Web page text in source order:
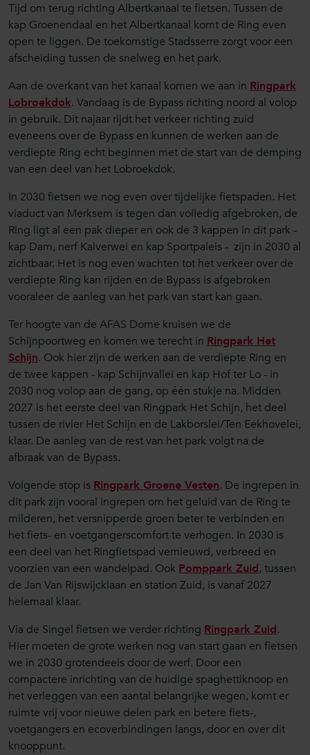
Tijd om terug richting Albertkanaal te fietsen. Tussen de
kap Groenendaal en het Albertkanaal komt de Ring even
open te liggen. De toekomstige Stadsserre zorgt voor een
afscheiding tussen de snelweg en het park.
Aan de overkant van het kanaal komen we aan in Ringpark
Lobroekdok. Vandaag is de Bypass richting noord al volop
in gebruik. Dit najaar rijdt het verkeer richting zuid
eveneens over de Bypass en kunnen de werken aan de
verdiepte Ring echt beginnen met de start van de demping
van een deel van het Lobroekdok.
In 2030 fietsen we nog even over tijdelijke fietspaden. Het
viaduct van Merksem is tegen dan volledig afgebroken, de
Ring ligt al een pak dieper en ook de 3 kappen in dit park -
kap Dam, nerf Kalverwei en kap Sportpaleis - zijn in 2030 al
zichtbaar. Het is nog even wachten tot het verkeer over de
verdiepte Ring kan rijden en de Bypass is afgebroken
vooraleer de aanleg van het park van start kan gaan.
Ter hoogte van de AFAS Dome kruisen we de
Schijnpoortweg en komen we terecht in Ringpark Het
Schijn. Ook hier zijn de werken aan de verdiepte Ring en
de twee kappen - kap Schijnvallei en kap Hof ter Lo - in
2030 nog volop aan de gang, op één stukje na. Midden
2027 is het eerste deel van Ringpark Het Schijn, het deel
tussen de rivier Het Schijn en de Lakborslei/Ten Eekhovelei,
klaar. De aanleg van de rest van het park volgt na de
afbraak van de Bypass.
Volgende stop is Ringpark Groene Vesten. De ingrepen in
dit park zijn vooral ingrepen om het geluid van de Ring te
milderen, het versnipperde groen beter te verbinden en
het fiets- en voetgangerscomfort te verhogen. In 2030 is
een deel van het Ringfietspad vernieuwd, verbreed en
voorzien van een wandelpad. Ook Pomppark Zuid, tussen
de Jan Van Rijswijcklaan en station Zuid, is vanaf 2027
helemaal klaar.
Via de Singel fietsen we verder richting Ringpark Zuid.
Hier moeten de grote werken nog van start gaan en fietsen
we in 2030 grotendeels door de werf. Door een
compactere inrichting van de huidige spaghettiknoop en
het verleggen van een aantal belangrijke wegen, komt er
ruimte vrij voor nieuwe delen park en betere fiets-,
voetgangers en ecoverbindingen langs, door en over dit
knooppunt.